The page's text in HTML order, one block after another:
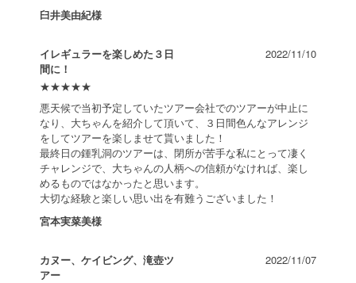
臼井美由紀様
イレギュラーを楽しめた３日
間に！
2022/11/10
★★★★★
悪天候で当初予定していたツアー会社でのツアーが中止に
なり、大ちゃんを紹介して頂いて、３日間色んなアレンジ
をしてツアーを楽しませて貰いました！
最終日の鍾乳洞のツアーは、閉所が苦手な私にとって凄く
チャレンジで、大ちゃんの人柄への信頼がなければ、楽し
めるものではなかったと思います。
大切な経験と楽しい思い出を有難うございました！
宮本実菜美様
カヌー、ケイビング、滝壺ツ
アー
2022/11/07